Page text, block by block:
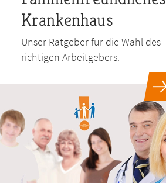
Krankenhaus
Unser Ratgeber für die Wahl des
richtigen Arbeitgebers.